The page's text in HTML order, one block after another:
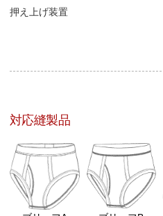
押え上げ装置
対応縫製品